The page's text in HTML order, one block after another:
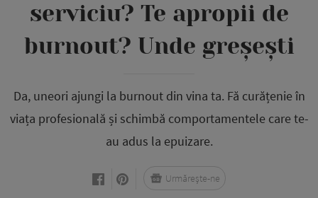
serviciu? Te apropii de
burnout? Unde greșești
Da, uneori ajungi la burnout din vina ta. Fă curățenie în
viața profesională și schimbă comportamentele care te-
au adus la epuizare.
Urmărește-ne